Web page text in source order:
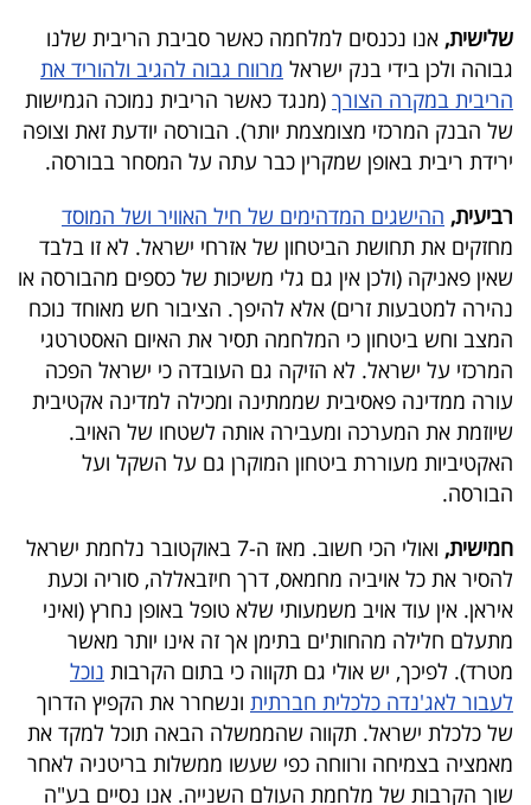
שלישית, אנו נכנסים למלחמה כאשר סביבת הריבית שלנו
גבוהה ולכן בידי בנק ישראל מרווח גבוה להגיב ולהוריד את
הריבית במקרה הצורך (מנגד כאשר הריבית נמוכה הגמישות
של הבנק המרכזי מצומצמת יותר). הבורסה יודעת זאת וצופה
ירידת ריבית באופן שמקרין כבר עתה על המסחר בבורסה.
רביעית, ההישגים המדהימים של חיל האוויר ושל המוסד
מחזקים את תחושת הביטחון של אזרחי ישראל. לא זו בלבד
שאין פאניקה (ולכן אין גם גלי משיכות של כספים מהבורסה או
נהירה למטבעות זרים) אלא להיפך. הציבור חש מאוחד נוכח
המצב וחש ביטחון כי המלחמה תסיר את האיום האסטרטגי
המרכזי על ישראל. לא הזיקה גם העובדה כי ישראל הפכה
עורה ממדינה פאסיבית שממתינה ומכילה למדינה אקטיבית
שיוזמת את המערכה ומעבירה אותה לשטחו של האויב.
האקטיביות מעוררת ביטחון המוקרן גם על השקל ועל
הבורסה.
חמישית,
ואולי הכי חשוב. מאז ה-7 באוקטובר נלחמת ישראל
להסיר את כל אויביה מחמאס, דרך חיזבאללה, סוריה וכעת
איראן. אין עוד אויב משמעותי שלא טופל באופן נחרץ (ואיני
מתעלם חלילה מהחות'ים בתימן אך זה אינו יותר מאשר
מטרד). לפיכך, יש אולי גם תקווה כי בתום הקרבות נוכל
לעבור לאג'נדה כלכלית חברתית ונשחרר את הקפיץ הדרוך
של כלכלת ישראל. תקווה שהממשלה הבאה תוכל למקד את
מאמציה בצמיחה ורווחה כפי שעשו ממשלות בריטניה לאחר
שוך הקרבות של מלחמת העולם השנייה. אנו נסיים בע"ה